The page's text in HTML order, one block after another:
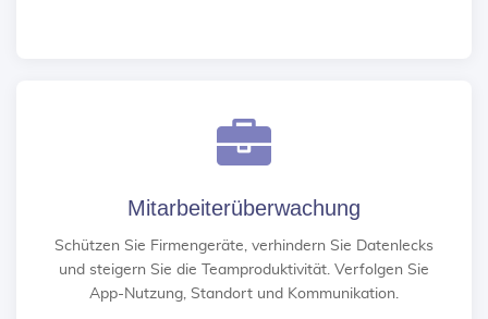
Mitarbeiterüberwachung
Schützen Sie Firmengeräte, verhindern Sie Datenlecks
und steigern Sie die Teamproduktivität. Verfolgen Sie
App-Nutzung, Standort und Kommunikation.